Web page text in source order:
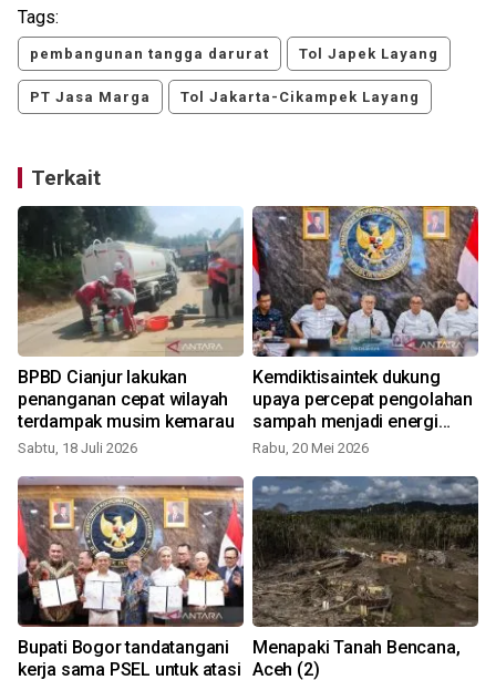
Tags:
pembangunan tangga darurat Tol Japek Layang
PT Jasa Marga Tol Jakarta-Cikampek Layang
Terkait
BPBD Cianjur lakukan
penanganan cepat wilayah
terdampak musim kemarau
Sabtu, 18 Juli 2026
Kemdiktisaintek dukung
upaya percepat pengolahan
sampah menjadi energi
listrik
Rabu, 20 Mei 2026
Bupati Bogor tandatangani
kerja sama PSEL untuk atasi
Menapaki Tanah Bencana,
Aceh (2)